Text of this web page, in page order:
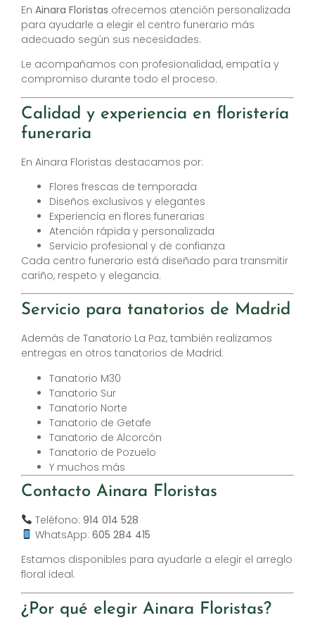
En Ainara Floristas ofrecemos atención personalizada
para ayudarle a elegir el centro funerario más
adecuado según sus necesidades.
Le acompañamos con profesionalidad, empatía y
compromiso durante todo el proceso.
Calidad y experiencia en floristería
funeraria
En Ainara Floristas destacamos por:
Flores frescas de temporada
Diseños exclusivos y elegantes
Experiencia en flores funerarias
Atención rápida y personalizada
Servicio profesional y de confianza
Cada centro funerario está diseñado para transmitir
cariño, respeto y elegancia.
Servicio para tanatorios de Madrid
Además de Tanatorio La Paz, también realizamos
entregas en otros tanatorios de Madrid:
Tanatorio M30
Tanatorio Sur
Tanatorio Norte
Tanatorio de Getafe
Tanatorio de Alcorcón
Tanatorio de Pozuelo
Y muchos más
Contacto Ainara Floristas
Teléfono: 914 014 528
WhatsApp: 605 284 415
Estamos disponibles para ayudarle a elegir el arreglo
floral ideal.
¿Por qué elegir Ainara Floristas?